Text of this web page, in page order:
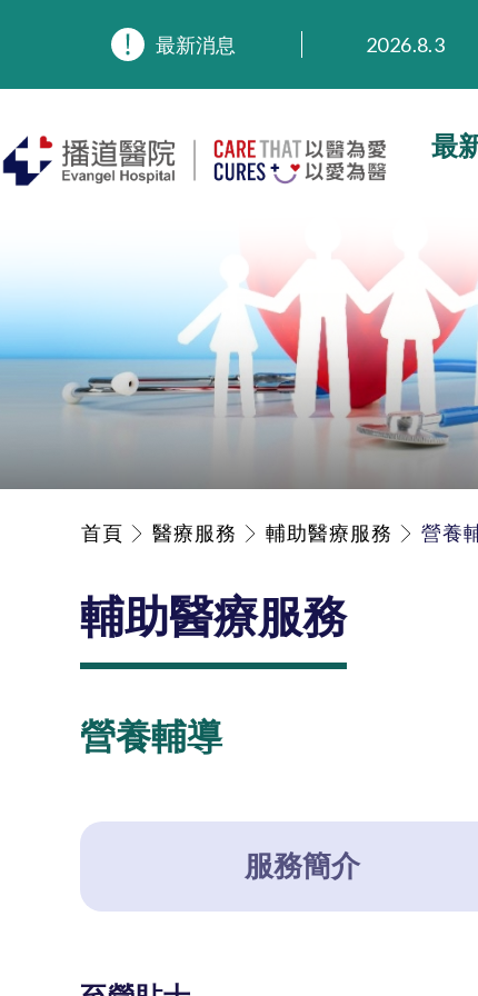
最新消息
2026.3.20
2025.8.4
2025.7.21
最
首頁 醫療服務 輔助醫療服務 營養
輔助醫療服務
營養輔導
服務簡介